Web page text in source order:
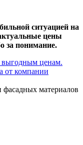
ситуацией на
цены
за понимание.
материалов